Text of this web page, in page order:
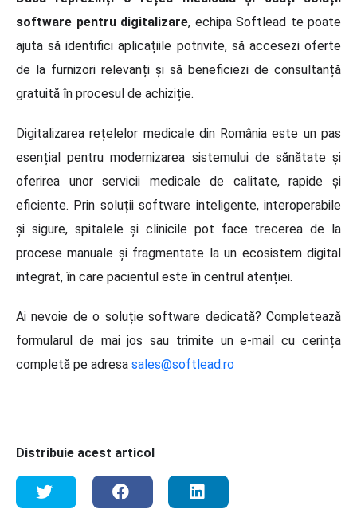
software pentru digitalizare, echipa Softlead te poate
ajuta să identifici aplicațiile potrivite, să accesezi oferte
de la furnizori relevanți și să beneficiezi de consultanță
gratuită în procesul de achiziție.
Digitalizarea rețelelor medicale din România este un pas
esențial pentru modernizarea sistemului de sănătate și
oferirea unor servicii medicale de calitate, rapide și
eficiente. Prin soluții software inteligente, interoperabile
și sigure, spitalele și clinicile pot face trecerea de la
procese manuale și fragmentate la un ecosistem digital
integrat, în care pacientul este în centrul atenției.
Ai nevoie de o soluție software dedicată? Completează
formularul de mai jos sau trimite un e-mail cu cerința
completă pe adresa sales@softlead.ro
Distribuie acest articol